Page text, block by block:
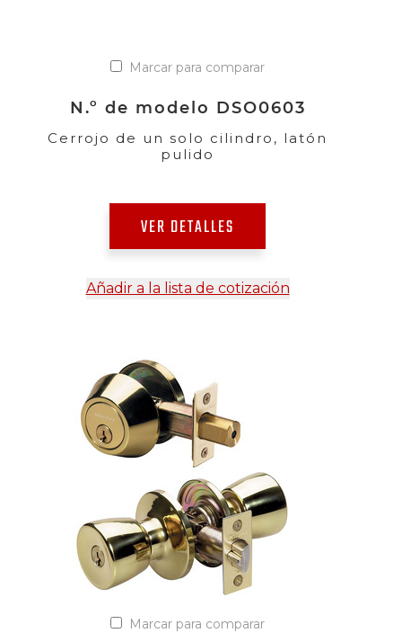
Marcar para comparar
N.º de modelo DSO0603
Cerrojo de un solo cilindro, latón
pulido
VER DETALLES
Añadir a la lista de cotización
Marcar para comparar